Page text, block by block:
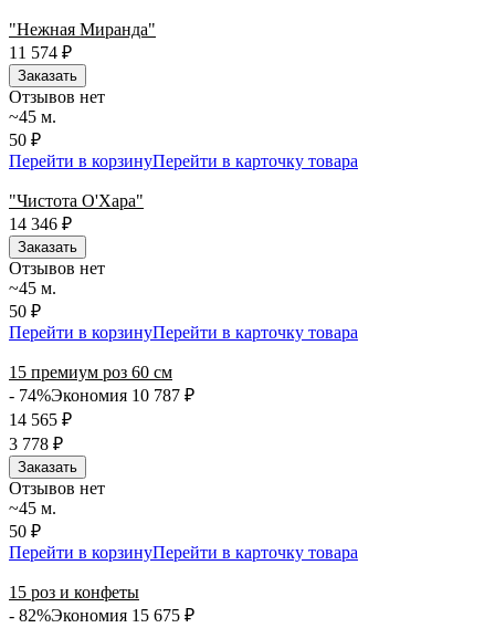
"Нежная Миранда"
11 574 ₽
Заказать
Отзывов нет
~45 м.
50 ₽
Перейти в корзинуПерейти в карточку товара
"Чистота О'Хара"
14 346 ₽
Заказать
Отзывов нет
~45 м.
50 ₽
Перейти в корзинуПерейти в карточку товара
15 премиум роз 60 см
- 74%Экономия 10 787 ₽
14 565 ₽
3 778 ₽
Заказать
Отзывов нет
~45 м.
50 ₽
Перейти в корзинуПерейти в карточку товара
15 роз и конфеты
- 82%Экономия 15 675 ₽